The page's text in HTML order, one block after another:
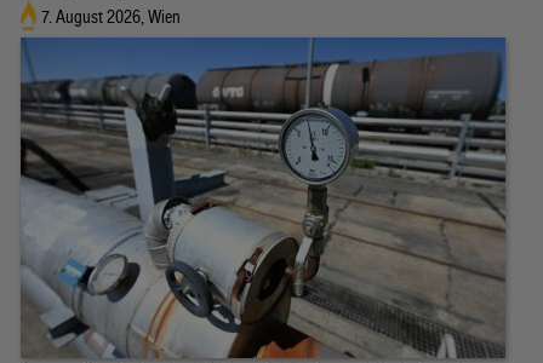
7. August 2026, Wien